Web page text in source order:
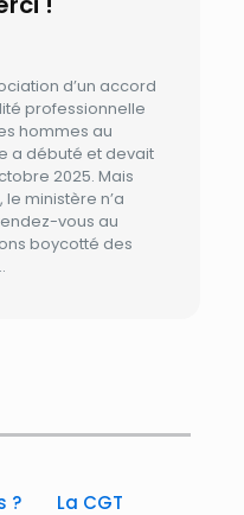
d’un accord
professionnelle
hommes au
a débuté et devait
2025. Mais
ministère n’a
vous au
boycotté des
? La CGT